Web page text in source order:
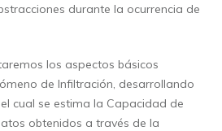
durante la ocurrencia de
los aspectos básicos
de Infiltración, desarrollando
cual se estima la Capacidad de
obtenidos a través de la